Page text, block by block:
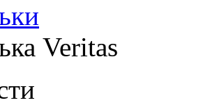
Veritas